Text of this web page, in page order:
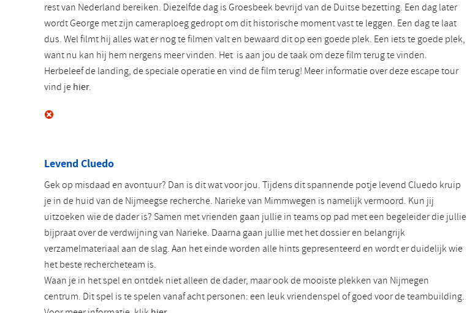
rest van Nederland bereiken. Diezelfde dag is Groesbeek bevrijd van de Duitse bezetting. Een dag later
wordt George met zijn cameraploeg gedropt om dit historische moment vast te leggen. Een dag te laat
dus. Wel filmt hij alles wat er nog te filmen valt en bewaard dit op een goede plek. Een iets te goede plek,
want nu kan hij hem nergens meer vinden. Het is aan jou de taak om deze film terug te vinden.
Herbeleef de landing, de speciale operatie en vind de film terug! Meer informatie over deze escape tour
vind jehier.
Levend Cluedo
Gek op misdaad en avontuur? Dan is dit wat voor jou. Tijdens dit spannende potje levend Cluedo kruip
je in de huid van de Nijmeegse recherche. Narieke van Mimmwegen is namelijk vermoord. Kun jij
uitzoeken wie de dader is? Samen met vrienden gaan jullie in teams op pad met een begeleider die jullie
bijpraat over de verdwijning van Narieke. Daarna gaan jullie met het dossier en belangrijk
verzamelmateriaal aan de slag. Aan het einde worden alle hints gepresenteerd en wordt er duidelijk wie
het beste rechercheteam is.
Waan je in het spel en ontdek niet alleen de dader, maar ook de mooiste plekken van Nijmegen
centrum. Dit spel is te spelen vanaf acht personen: een leuk vriendenspel of goed voor de teambuilding.